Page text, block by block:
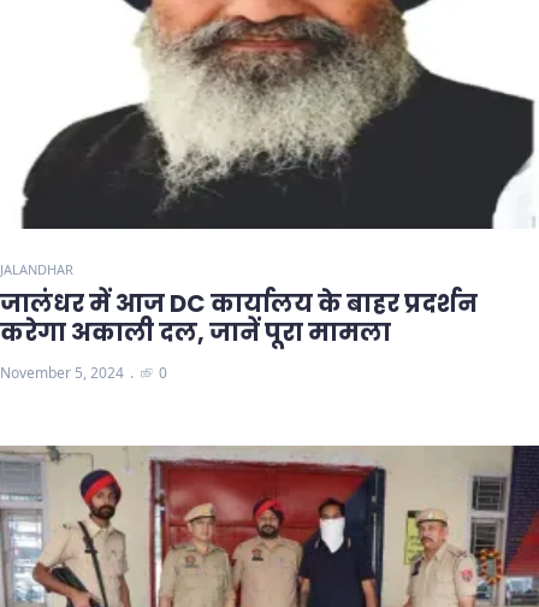
JALANDHAR
जालंधर में आज DC कार्यालय के बाहर प्रदर्शन
करेगा अकाली दल, जानें पूरा मामला
November 5, 2024 0